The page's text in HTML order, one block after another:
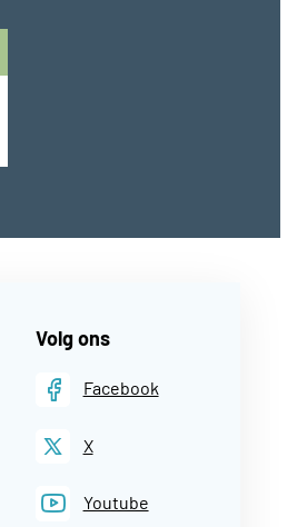
Volg ons
Facebook
X
Youtube